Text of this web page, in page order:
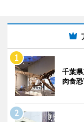
千葉
肉食